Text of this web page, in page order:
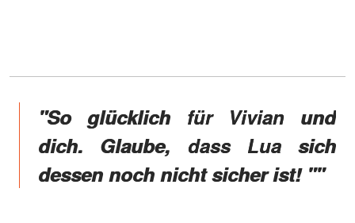
"So glücklich für Vivian und
dich. Glaube, dass Lua sich
dessen noch nicht sicher ist! ""